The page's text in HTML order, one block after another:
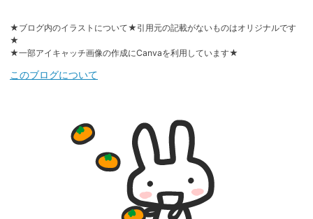
★ブログ内のイラストについて★引用元の記載がないものはオリジナルです
★
★一部アイキャッチ画像の作成にCanvaを利用しています★
このブログについて